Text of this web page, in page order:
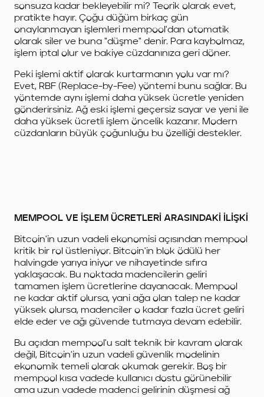
sonsuza kadar bekleyebilir mi? Teorik olarak evet,
pratikte hayır. Çoğu düğüm birkaç gün
onaylanmayan işlemleri mempool'dan otomatik
olarak siler ve buna "düşme" denir. Para kaybolmaz,
işlem iptal olur ve bakiye cüzdanınıza geri döner.
Peki işlemi aktif olarak kurtarmanın yolu var mı?
Evet, RBF (Replace-by-Fee) yöntemi bunu sağlar. Bu
yöntemde aynı işlemi daha yüksek ücretle yeniden
gönderirsiniz. Ağ eski işlemi geçersiz sayar ve yeni ile
daha yüksek ücretli işlem öncelik kazanır. Modern
cüzdanların büyük çoğunluğu bu özelliği destekler.
MEMPOOL VE İŞLEM ÜCRETLERİ ARASINDAKİ İLİŞKİ
Bitcoin'in uzun vadeli ekonomisi açısından mempool
kritik bir rol üstleniyor. Bitcoin'in blok ödülü her
halvingde yarıya iniyor ve nihayetinde sıfıra
yaklaşacak. Bu noktada madencilerin geliri
tamamen işlem ücretlerine dayanacak. Mempool
ne kadar aktif olursa, yani ağa olan talep ne kadar
yüksek olursa, madenciler o kadar fazla ücret geliri
elde eder ve ağı güvende tutmaya devam edebilir.
Bu açıdan mempool'u salt teknik bir kavram olarak
değil, Bitcoin'in uzun vadeli güvenlik modelinin
ekonomik temeli olarak okumak gerekir. Boş bir
mempool kısa vadede kullanıcı dostu görünebilir
ama uzun vadede madenci gelirinin düşmesi ağ